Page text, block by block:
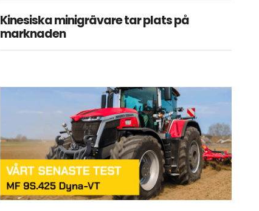
Kinesiska minigrävare tar plats på
marknaden